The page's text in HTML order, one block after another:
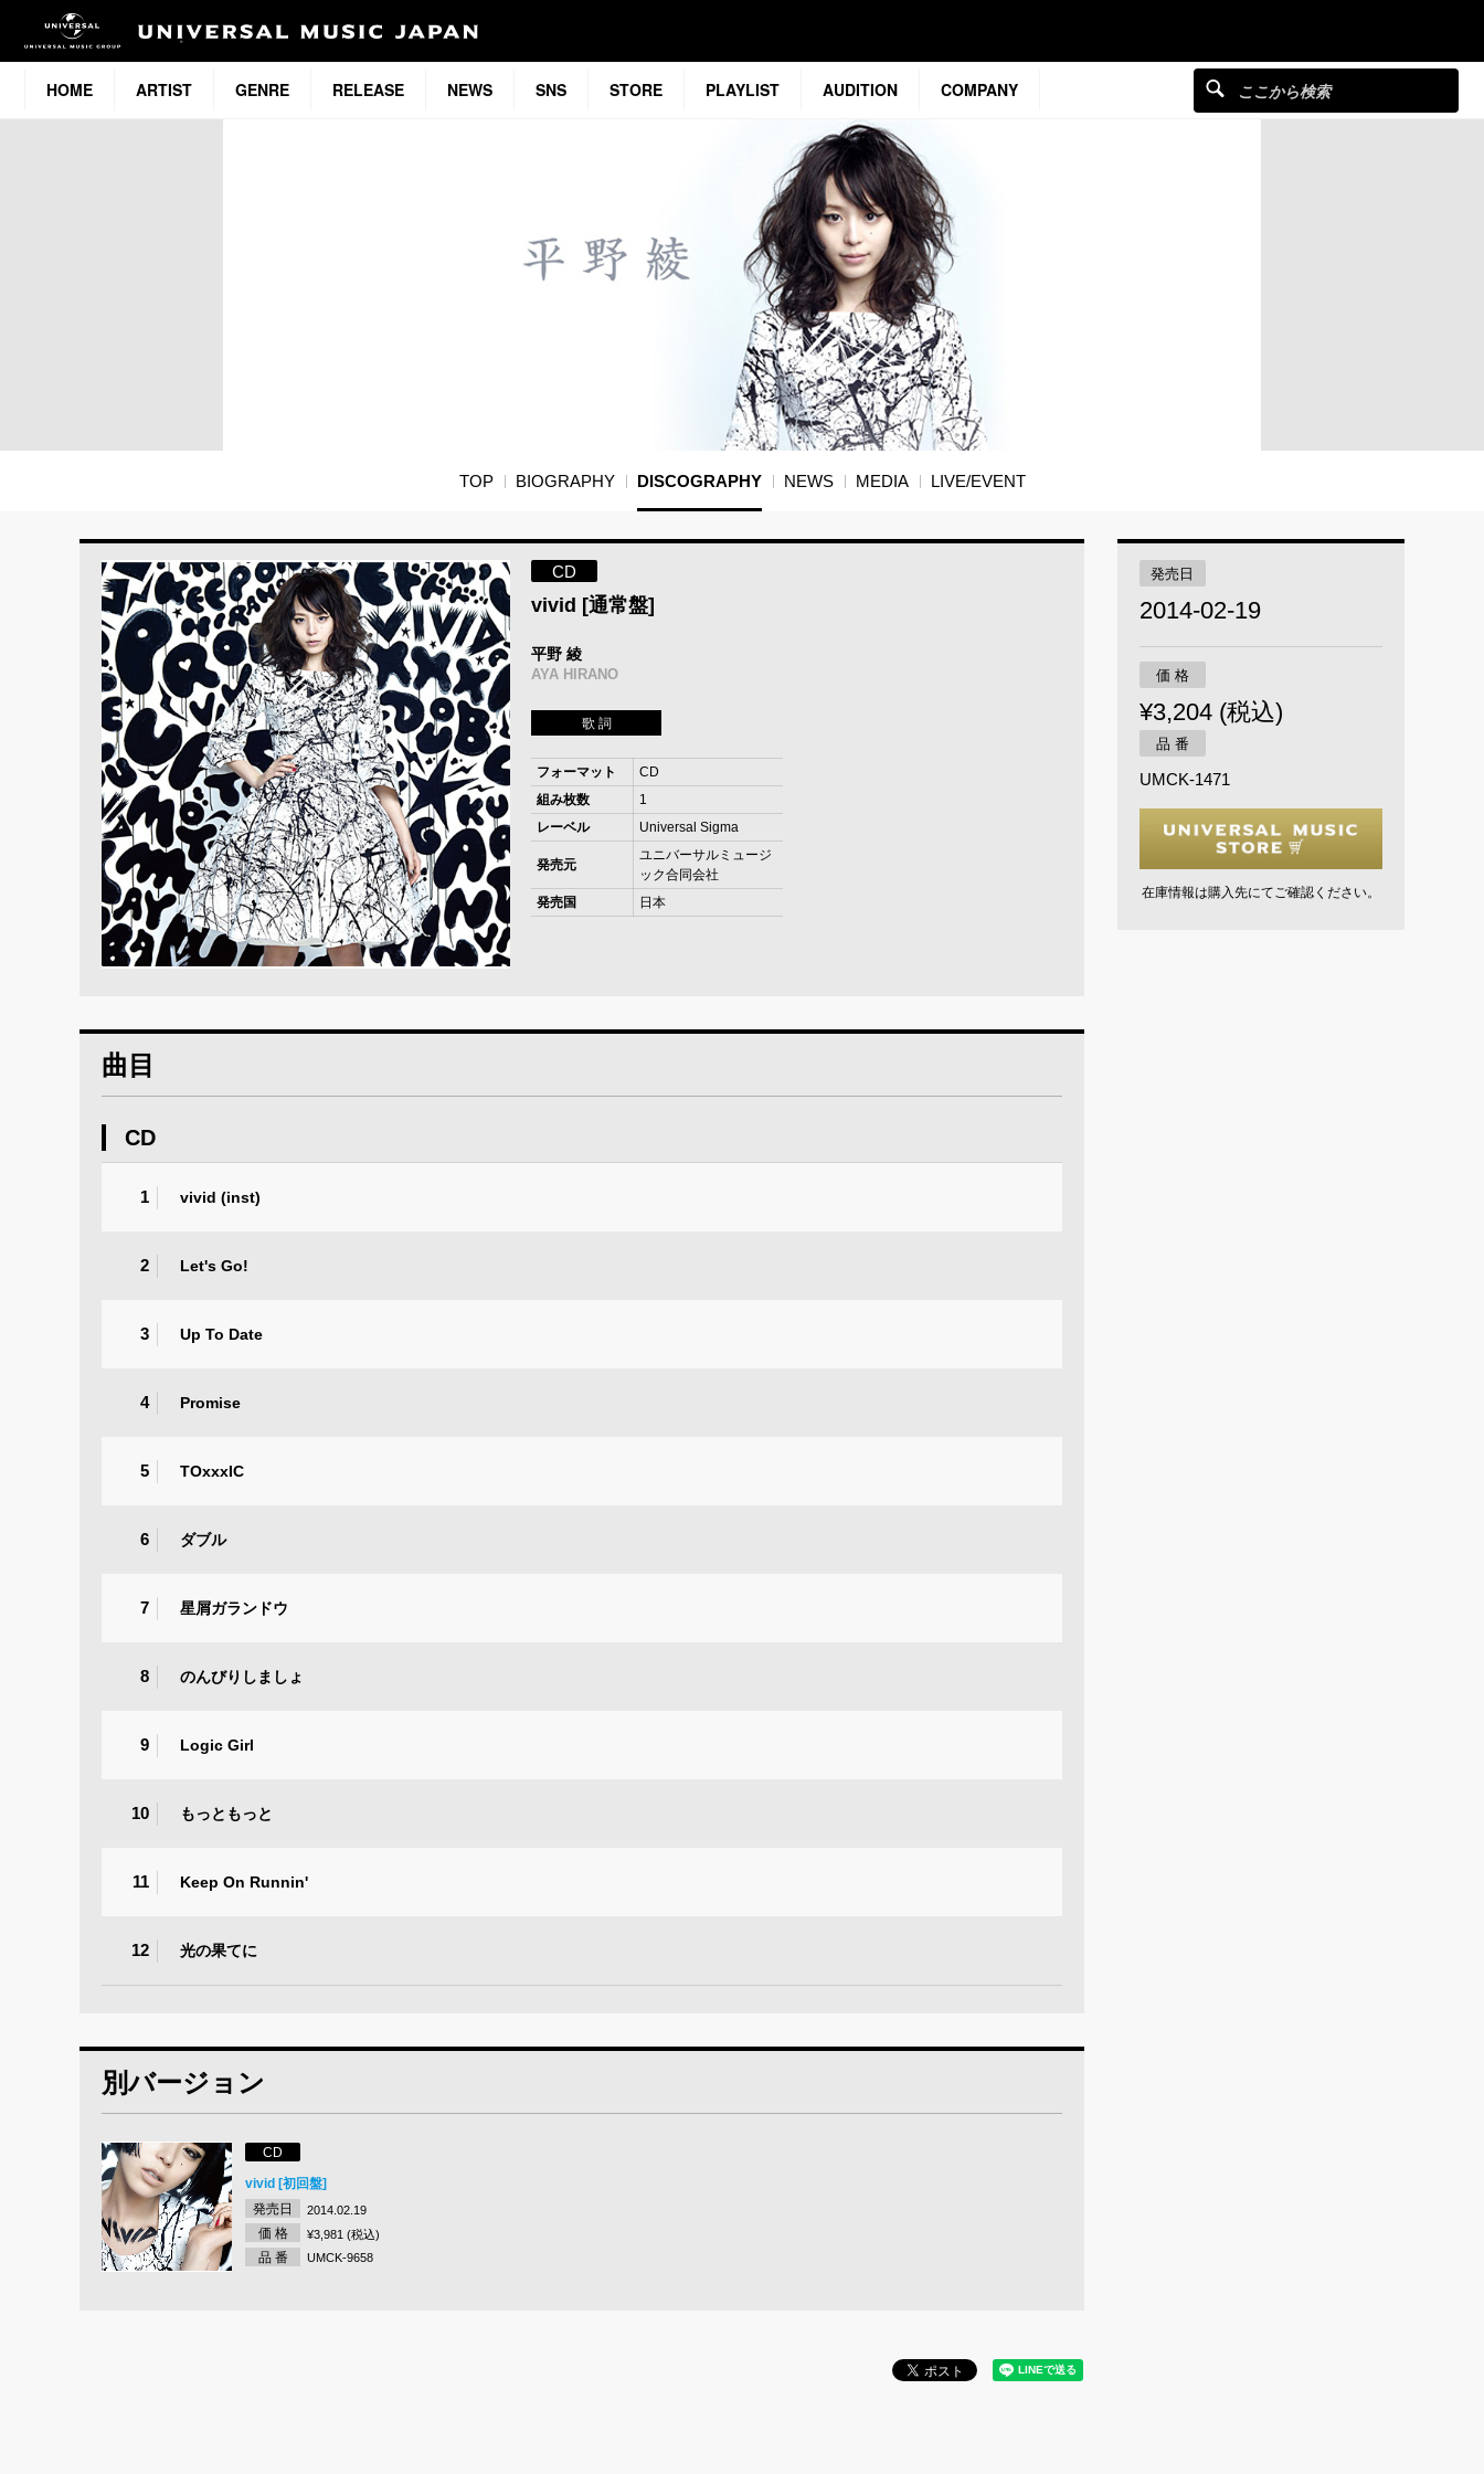
HOME ARTIST GENRE RELEASE NEWS SNS STORE PLAYLIST AUDITION COMPANY
TOP BIOGRAPHY DISCOGRAPHY NEWS MEDIA LIVE/EVENT
CD
vivid [通常盤]
平野 綾
AYA HIRANO
歌 詞
フォーマット
CD
組み枚数
1
レーベル
Universal Sigma
発売元
ユニバーサルミュージ
ック合同会社
発売国
日本
曲目
CD
1 vivid (inst)
2 Let's Go!
3 Up To Date
4 Promise
5 TOxxxIC
6 ダブル
7 星屑ガランドウ
8 のんびりしましょ
9 Logic Girl
10 もっともっと
11 Keep On Runnin'
12 光の果てに
別バージョン
CD
vivid [初回盤]
発売日
2014.02.19
価 格 ¥3,981 (税込)
品 番 UMCK-9658
発売日
2014-02-19
価 格
¥3,204 (税込)
品 番
UMCK-1471
在庫情報は購入先にてご確認ください。